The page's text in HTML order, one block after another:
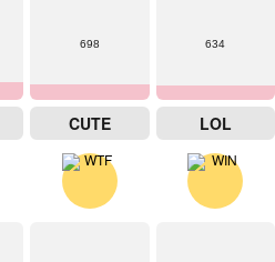
698
CUTE
634
LOL